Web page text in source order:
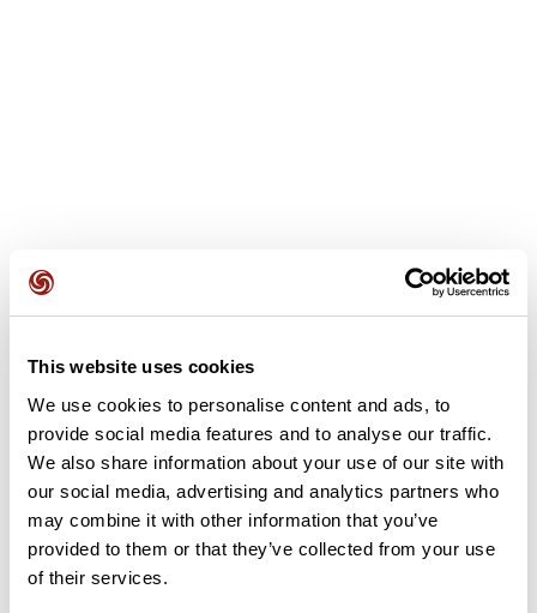
This website uses cookies
We use cookies to personalise content and ads, to
provide social media features and to analyse our traffic.
We also share information about your use of our site with
our social media, advertising and analytics partners who
may combine it with other information that you’ve
provided to them or that they’ve collected from your use
of their services.
Opiniones de los usuarios
Este recorrido aún no contiene opiniones. ¿Ya lo has
Añadir una opinión